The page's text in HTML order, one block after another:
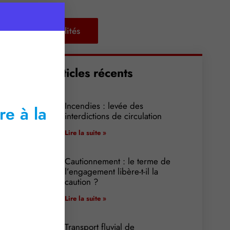
Retour aux actualités
Articles récents
Incendies : levée des
interdictions de circulation
Lire la suite »
Cautionnement : le terme de
l’engagement libère-t-il la
caution ?
Lire la suite »
Transport fluvial de
à la